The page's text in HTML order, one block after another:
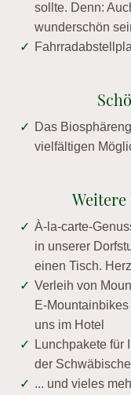
sollte. Denn:
wunderschön
Das
vielfältigen
À-la-carte-
in unserer
einen Tisch.
Verleih von
E-
uns im Hotel
Lunchpakete für
der
... und vieles